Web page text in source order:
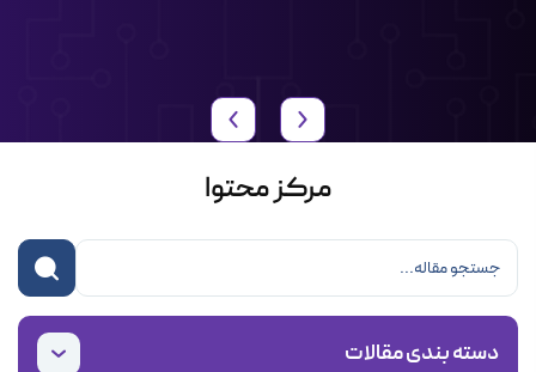
مرکز محتوا
دسته بندی مقالات